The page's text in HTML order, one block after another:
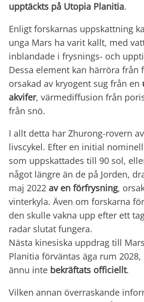
upptäckts på Utopia Planitia.
Enligt forskarnas uppskattning
unga Mars ha varit kallt, med
inblandade i frysnings- och
Dessa element kan härröra från
orsakad av kryogent sug från en
akvifer, värmediffusion från
från snö.
I allt detta har Zhurong-rovern
livscykel. Efter en initial
som uppskattades till 90 sol,
något längre än de på Jorden,
maj 2022 av en förfrysning,
vinterkyla. Även om forskarna
den skulle vakna upp efter ett
radar slutat fungera.
Nästa kinesiska uppdrag till
Planitia förväntas äga rum
ännu inte bekräftats officiellt.
Vilken annan överraskande